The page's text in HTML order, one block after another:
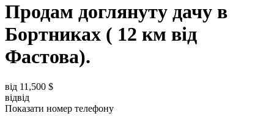
Продам доглянуту дачу в
Бортниках ( 12 км від
Фастова).
від 11,500 $
відвід
Показати номер телефону